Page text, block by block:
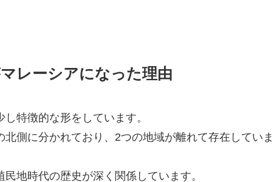
レーシアになった理由
特徴的な形をしています。
北側に分かれており、2つの地域が離れて存在していま
地時代の歴史が深く関係しています。